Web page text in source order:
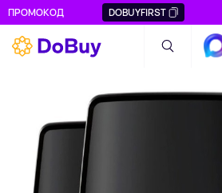
ПРОМОКОД DOBUYFIRST